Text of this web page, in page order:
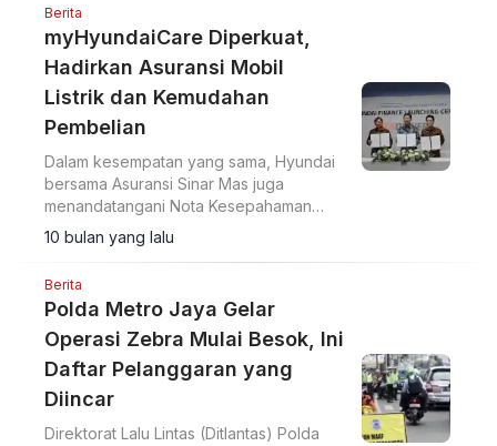
Berita
myHyundaiCare Diperkuat,
Hadirkan Asuransi Mobil
Listrik dan Kemudahan
Pembelian
Dalam kesempatan yang sama, Hyundai
bersama Asuransi Sinar Mas juga
menandatangani Nota Kesepahaman
(MoU) untuk menghadirkan produk
asuransi khusus.
10 bulan yang lalu
Berita
Polda Metro Jaya Gelar
Operasi Zebra Mulai Besok, Ini
Daftar Pelanggaran yang
Diincar
Direktorat Lalu Lintas (Ditlantas) Polda